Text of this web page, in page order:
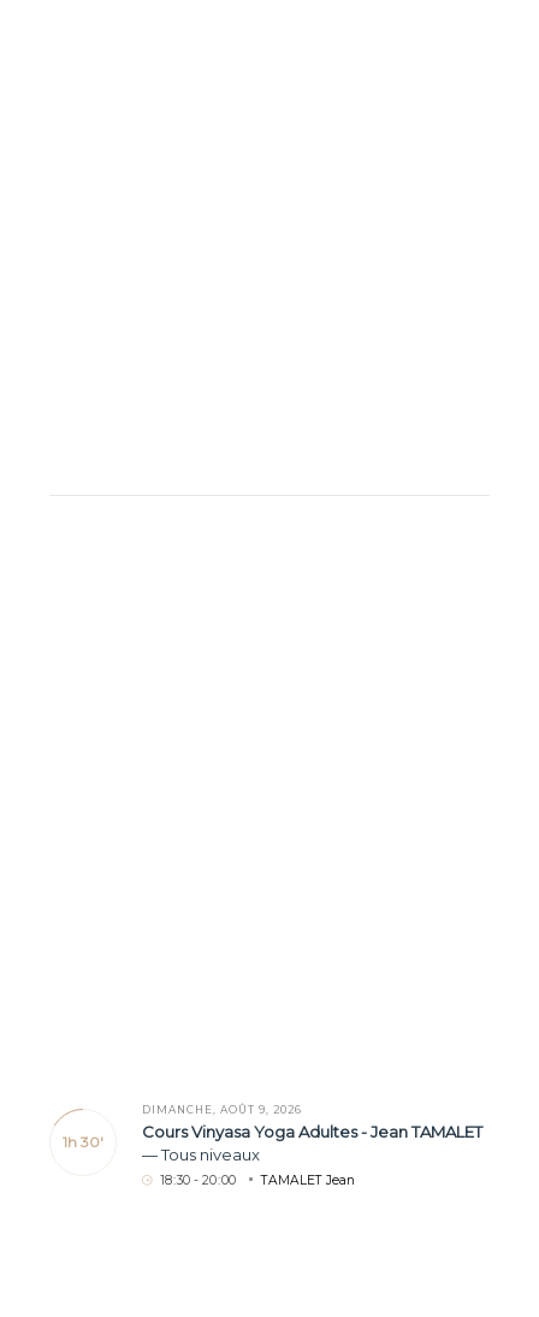
1h 30'
DIMANCHE, AOÛT 9, 2026
Cours Vinyasa Yoga Adultes - Jean TAMALET
—Tous niveaux
18:30 - 20:00 TAMALET Jean